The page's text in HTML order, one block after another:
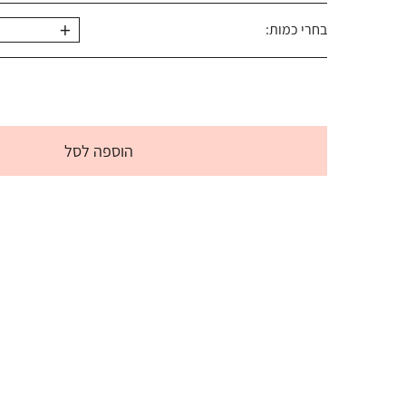
בחרי כמות: +
הוספה לסל